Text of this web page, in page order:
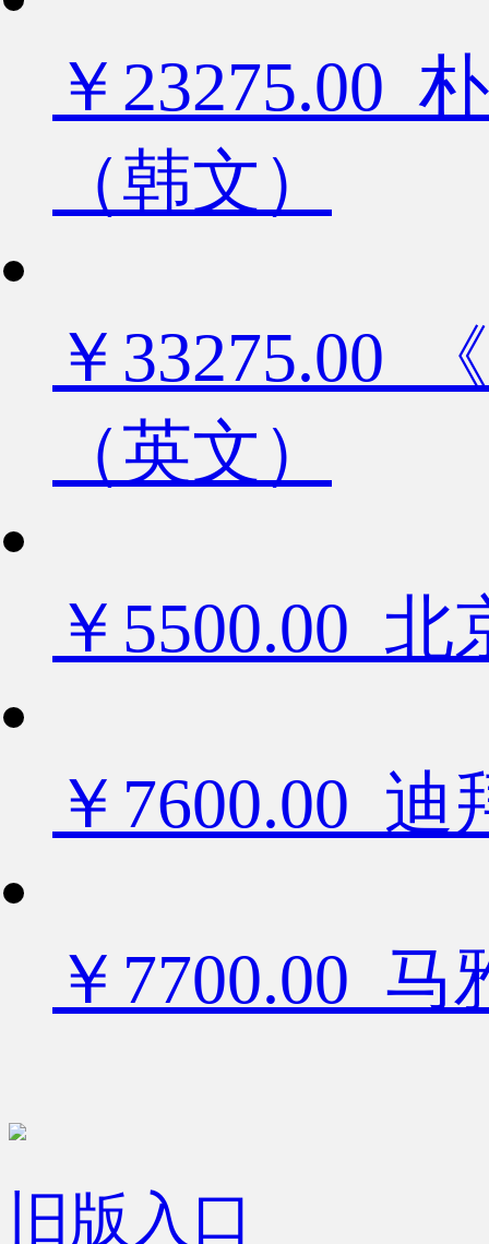
￥23275.00
（韩文）
￥33275.00
（英文）
￥5500.00
￥7600.00
￥7700.00 马
旧版入口